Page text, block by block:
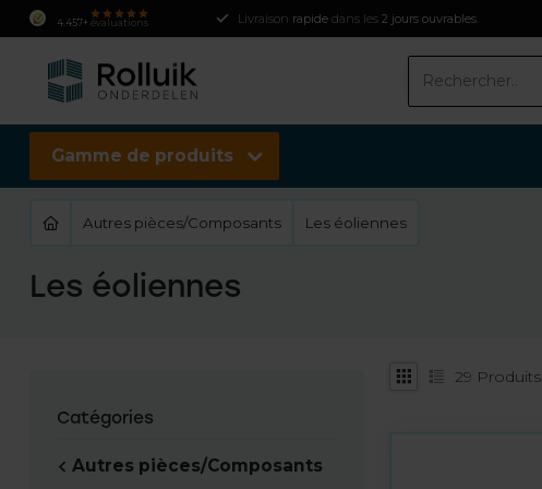
4.457+ évaluations Livraison rapide dans les 2 jours ouvrables
Gamme de produits
Autres pièces/Composants Les éoliennes
Les éoliennes
Catégories
Autres pièces/Composants
29 Produits